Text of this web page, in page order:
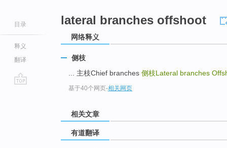
目录
释义
翻译
lateral branches offshoot
网络释义
侧枝
... 主枝Chief branches 侧枝Lateral branches
基于40个网页-相关网页
相关文章
有道翻译